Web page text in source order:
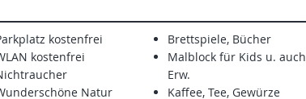
kostenfrei
kostenfrei
Natur
Brettspiele, Bücher
Malblock für Kids u. auch
Erw.
Kaffee, Tee, Gewürze